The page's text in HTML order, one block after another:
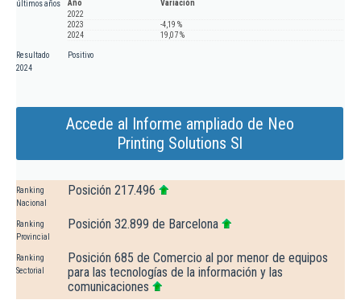
últimos años
Año
Variación
2022
2023
-4,19 %
2024
19,07 %
Resultado
2024
Positivo
Accede al Informe ampliado de Neo
Printing Solutions Sl
Ranking
Nacional
Posición 217.496
Ranking
Provincial
Posición 32.899 de Barcelona
Ranking
Sectorial
Posición 685 de Comercio al por menor de equipos
para las tecnologías de la información y las
comunicaciones